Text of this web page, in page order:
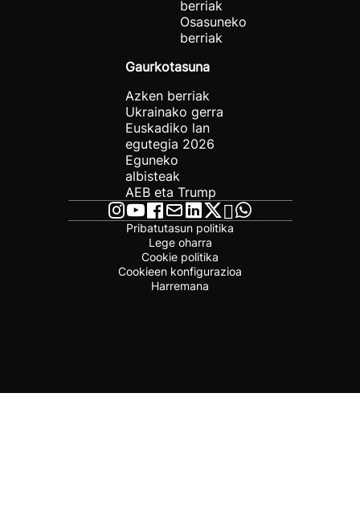
berriak
Osasuneko
berriak
Gaurkotasuna
Azken berriak
Ukrainako gerra
Euskadiko lan
egutegia 2026
Eguneko
albisteak
AEB eta Trump
Pribatutasun politika
Lege oharra
Cookie politika
Cookieen konfigurazioa
Harremana